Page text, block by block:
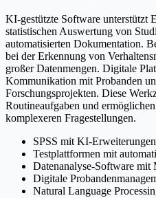
KI-gestützte Software unterstützt
statistischen Auswertung von
automatisierten Dokumentation.
bei der Erkennung von
großer Datenmengen. Digitale
Kommunikation mit Probanden
Forschungsprojekten. Diese
Routineaufgaben und
komplexeren Fragestellungen.
SPSS mit KI-Erweiterungen
Testplattformen mit
Datenanalyse-Software mit
Digitale
Natural Language